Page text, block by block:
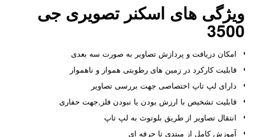
ویژگی های اسکنر تصویری جی
3500
امکان دریافت و پردازش تصاویر به صورت سه بعدی
قابلیت کارکرد در زمین های رطوبتی هموار و ناهموار
دارای لپ تاپ اختصاصی جهت بررسی تصاویر
قابلیت تشخیص با ارزش بودن یا نبودن فلز,جهت حفاری
انتقال تصاویر از طریق بلوتوث به لپ تاپ
آموزش کامل از مبتدی تا حرفه ای